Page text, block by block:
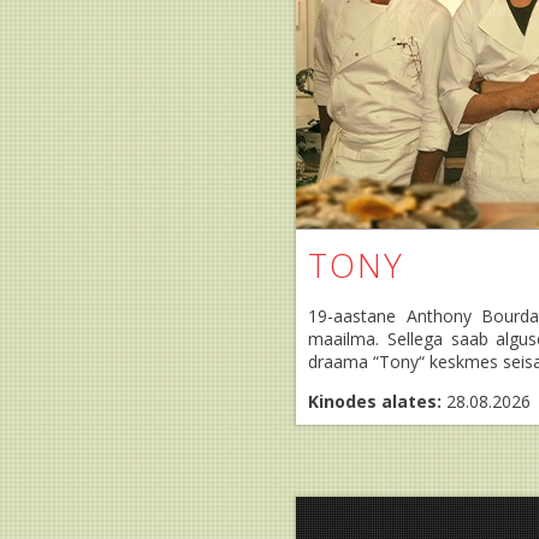
TONY
19-aastane Anthony
maailma. Sellega saab
draama “Tony“ keskmes
Kinodes alates: 28.08.2026